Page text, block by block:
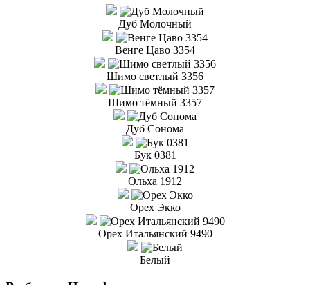
Дуб Молочный
Венге Цаво 3354
Шимо светлый 3356
Шимо тёмный 3357
Дуб Сонома
Бук 0381
Ольха 1912
Орех Экко
Орех Итальянский 9490
Белый